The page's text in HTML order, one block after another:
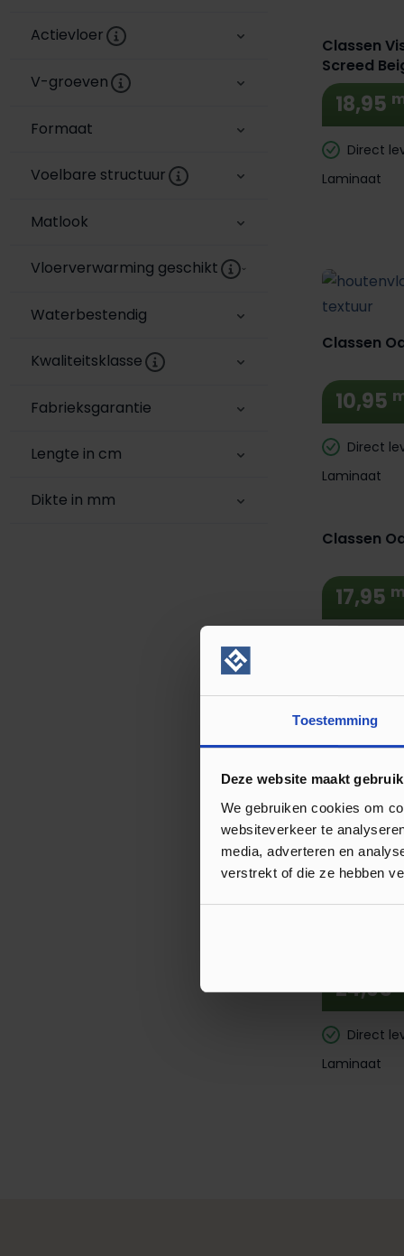
Toestemming
Deze website maakt
We gebruiken cookies om
websiteverkeer te
media, adverteren en
verstrekt of die ze hebben
Actievloer
V-groeven
Formaat
Voelbare structuur
Matlook
Vloerverwarming geschikt
Waterbestendig‎
Kwaliteitsklasse
Fabrieksgarantie
Lengte in cm
Dikte in mm
Classen
Screed
18,95
Direct
Laminaat
Classen
10,95
Direct
Laminaat
Classen
17,95
Extra
Classen
17,95
Direct
Laminaat
24,95
Direct
Laminaat